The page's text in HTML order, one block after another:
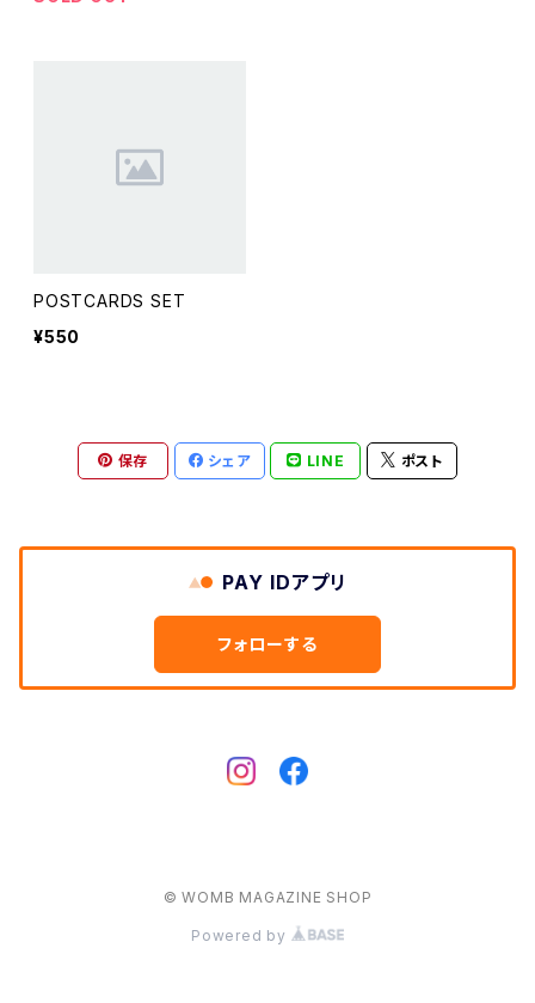
POSTCARDS SET
¥550
保存 シェア LINE ポスト
PAY IDアプリ
フォローする
© WOMB MAGAZINE SHOP
Powered by